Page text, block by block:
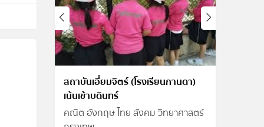
สถาบันเอี่ยมจิตร์ (โรงเรียนกานดา)
เน้นเข้าบดินทร์
คณิต อังกฤษ ไทย สังคม วิทยาศาสตร์